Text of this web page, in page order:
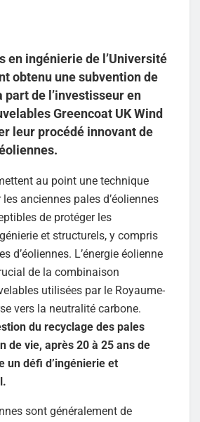
en ingénierie de l’Université
obtenu une subvention de
part de l’investisseur en
Greencoat UK Wind
leur procédé innovant de
au point une technique
anciennes pales d’éoliennes
de protéger les
et structurels, y compris
d’éoliennes. L’énergie éolienne
de la combinaison
utilisées par le Royaume-
vers la neutralité carbone.
du recyclage des pales
de vie, après 20 à 25 ans de
un défi d’ingénierie et
sont généralement de